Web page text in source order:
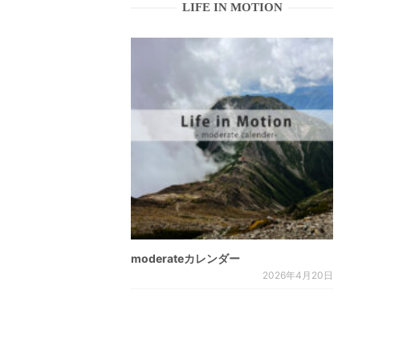
LIFE IN MOTION
moderateカレンダー
2026年4月20日